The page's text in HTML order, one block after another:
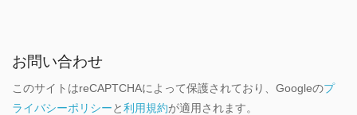
お問い合わせ
このサイトはreCAPTCHAによって保護されており、Googleのプ
ライバシーポリシーと利用規約が適用されます。